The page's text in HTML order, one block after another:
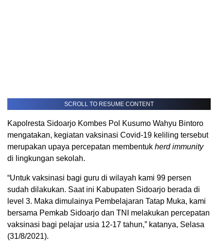
SCROLL TO RESUME CONTENT
Kapolresta Sidoarjo Kombes Pol Kusumo Wahyu Bintoro
mengatakan, kegiatan vaksinasi Covid-19 keliling tersebut
merupakan upaya percepatan membentuk herd immunity
di lingkungan sekolah.
“Untuk vaksinasi bagi guru di wilayah kami 99 persen
sudah dilakukan. Saat ini Kabupaten Sidoarjo berada di
level 3. Maka dimulainya Pembelajaran Tatap Muka, kami
bersama Pemkab Sidoarjo dan TNI melakukan percepatan
vaksinasi bagi pelajar usia 12-17 tahun,” katanya, Selasa
(31/8/2021).